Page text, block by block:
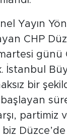
Yayın
CHP
günü
İstanbul
bir
partimiz